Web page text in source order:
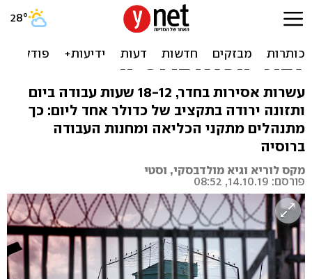
"המטרה - לתת לאסיר
תחושה של חיית אדם": הצצה
לבתי הכלא ברוסיה
עשרות אסירות בחדר, 18-12 שעות עבודה ביום
ותזונה ירודה בתקציב של כדולר אחד ליום: כך
מתנהלים מתקני הכליאה ומחנות העבודה
ברוסיה
מקס לוריא וגיא מולדבסקי, וסטי
פורסם: 14.10.19, 08:52